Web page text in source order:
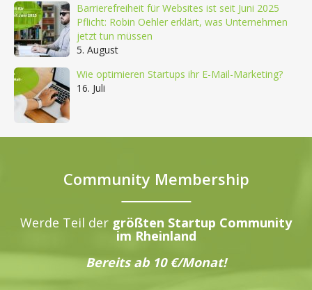
Barrierefreiheit für Websites ist seit Juni 2025
Pflicht: Robin Oehler erklärt, was Unternehmen
jetzt tun müssen
5. August
Wie optimieren Startups ihr E-Mail-Marketing?
16. Juli
Community Membership
Werde Teil der größten Startup Community
im Rheinland
Bereits ab 10 €/Monat!